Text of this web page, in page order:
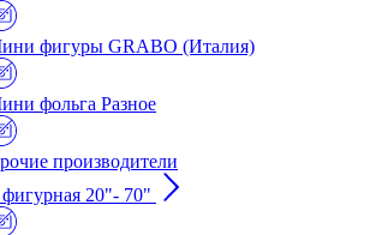
фигуры GRABO (Италия)
фольга Разное
производители
20"- 70"